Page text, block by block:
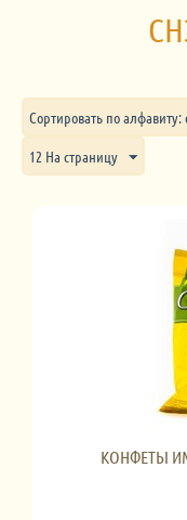
Сортировать по алфавиту:
12 На страницу
КОНФЕТЫ